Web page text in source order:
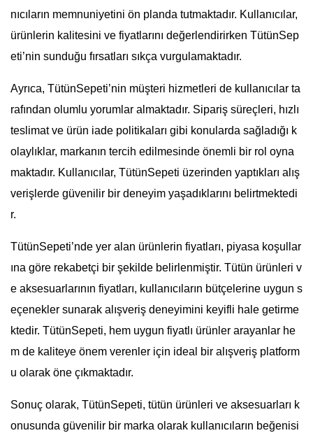
nıcıların memnuniyetini ön planda tutmaktadır. Kullanıcılar,
ürünlerin kalitesini ve fiyatlarını değerlendirirken TütünSep
eti’nin sunduğu fırsatları sıkça vurgulamaktadır.
Ayrıca, TütünSepeti’nin müşteri hizmetleri de kullanıcılar ta
rafından olumlu yorumlar almaktadır. Sipariş süreçleri, hızlı
teslimat ve ürün iade politikaları gibi konularda sağladığı k
olaylıklar, markanın tercih edilmesinde önemli bir rol oyna
maktadır. Kullanıcılar, TütünSepeti üzerinden yaptıkları alış
verişlerde güvenilir bir deneyim yaşadıklarını belirtmektedi
r.
TütünSepeti’nde yer alan ürünlerin fiyatları, piyasa koşullar
ına göre rekabetçi bir şekilde belirlenmiştir. Tütün ürünleri v
e aksesuarlarının fiyatları, kullanıcıların bütçelerine uygun s
eçenekler sunarak alışveriş deneyimini keyifli hale getirme
ktedir. TütünSepeti, hem uygun fiyatlı ürünler arayanlar he
m de kaliteye önem verenler için ideal bir alışveriş platform
u olarak öne çıkmaktadır.
Sonuç olarak, TütünSepeti, tütün ürünleri ve aksesuarları k
onusunda güvenilir bir marka olarak kullanıcıların beğenisi